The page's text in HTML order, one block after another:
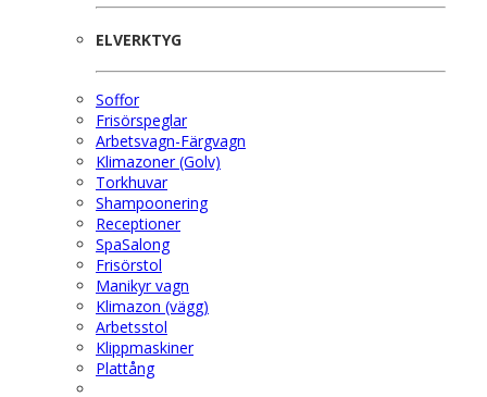
ELVERKTYG
Soffor
Frisörspeglar
Arbetsvagn-Färgvagn
Klimazoner (Golv)
Torkhuvar
Shampoonering
Receptioner
SpaSalong
Frisörstol
Manikyr vagn
Klimazon (vägg)
Arbetsstol
Klippmaskiner
Plattång